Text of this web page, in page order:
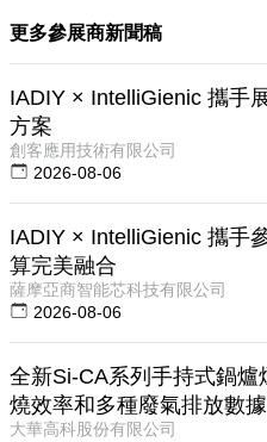
更多參展商新聞稿
IADIY × IntelliGienic 攜手
方案
創客應用技術有限公司
2026-08-06
IADIY × IntelliGienic 攜手
算完美融合
薩摩亞商智能芯科技有限公司
2026-08-06
全新Si-CA系列手持式鍋
燒效率和多種廢氣排放數據
大華高科股份有限公司